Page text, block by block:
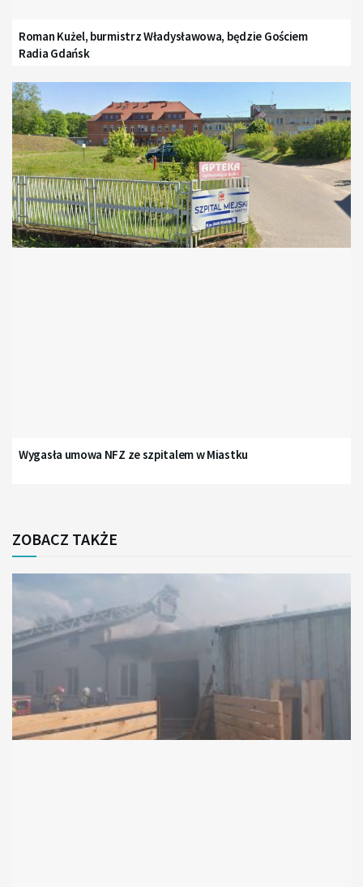
Roman Kużel, burmistrz Władysławowa, będzie Gościem
Radia Gdańsk
Wygasła umowa NFZ ze szpitalem w Miastku
ZOBACZ TAKŻE